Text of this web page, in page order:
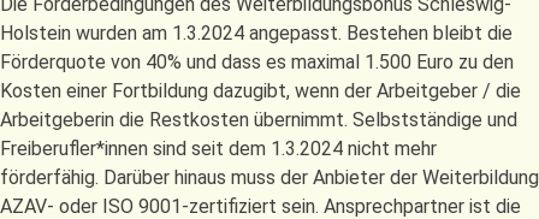
Holstein wurden am 1.3.2024 angepasst. Bestehen bleibt die
Förderquote von 40% und dass es maximal 1.500 Euro zu den
Kosten einer Fortbildung dazugibt, wenn der Arbeitgeber / die
Arbeitgeberin die Restkosten übernimmt. Selbstständige und
Freiberufler*innen sind seit dem 1.3.2024 nicht mehr
förderfähig. Darüber hinaus muss der Anbieter der Weiterbildung
AZAV- oder ISO 9001-zertifiziert sein. Ansprechpartner ist die